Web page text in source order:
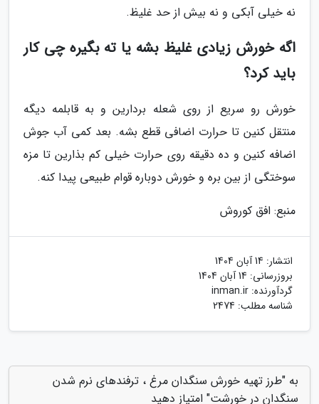
نه خیلی آبکی و نه بیش از حد غلیظ.
اگه خورش زیادی غلیظ بشه یا ته بگیره چی کار
باید کرد؟
خورش رو سریع از روی شعله بردارین و به قابلمه دیگه
منتقل کنین تا حرارت اضافی قطع بشه. بعد کمی آب جوش
اضافه کنین و ده دقیقه روی حرارت خیلی کم بذارین تا مزه
سوختگی از بین بره و خورش دوباره قوام طبیعی پیدا کنه.
منبع: افق کوروش
انتشار: 14 آبان 1404
بروزرسانی: 14 آبان 1404
گردآورنده: inman.ir
شناسه مطلب: 2474
به "طرز تهیه خورش سنگدان مرغ ، ترفندهای نرم شدن
سنگدان در خورشت" امتیاز دهید